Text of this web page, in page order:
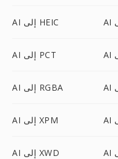
AI إلى HEIC
AI إلى PCT
AI إلى RGBA
AI إلى XPM
AI إلى XWD